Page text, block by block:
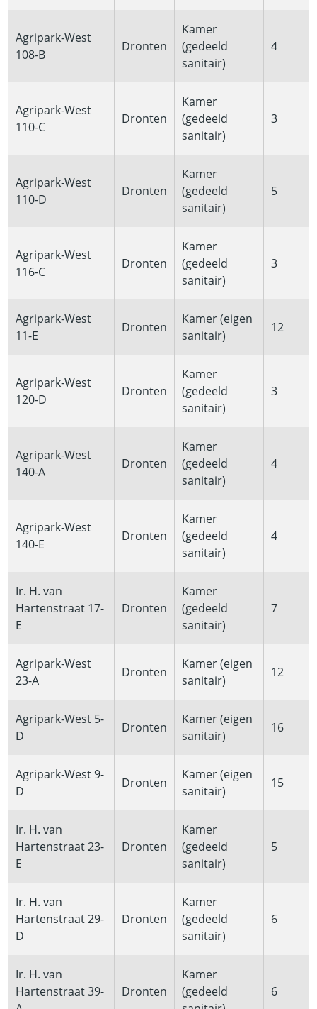
Agripark-West
108-B
Dronten
Kamer
(gedeeld
sanitair)
4
Agripark-West
110-C
Dronten
Kamer
(gedeeld
sanitair)
3
Agripark-West
110-D
Dronten
Kamer
(gedeeld
sanitair)
5
Agripark-West
116-C
Dronten
Kamer
(gedeeld
sanitair)
3
Agripark-West
11-E
Dronten
Kamer (eigen
sanitair)
12
Agripark-West
120-D
Dronten
Kamer
(gedeeld
sanitair)
3
Agripark-West
140-A
Dronten
Kamer
(gedeeld
sanitair)
4
Agripark-West
140-E
Dronten
Kamer
(gedeeld
sanitair)
4
Ir. H. van
Hartenstraat 17-
E
Dronten
Kamer
(gedeeld
sanitair)
7
Agripark-West
23-A
Dronten
Kamer (eigen
sanitair)
12
Agripark-West 5-
D
Dronten
Kamer (eigen
sanitair)
16
Agripark-West 9-
D
Dronten
Kamer (eigen
sanitair)
15
Ir. H. van
Hartenstraat 23-
E
Dronten
Kamer
(gedeeld
sanitair)
5
Ir. H. van
Hartenstraat 29-
D
Dronten
Kamer
(gedeeld
sanitair)
6
Ir. H. van
Hartenstraat 39-
Dronten
Kamer
(gedeeld
6